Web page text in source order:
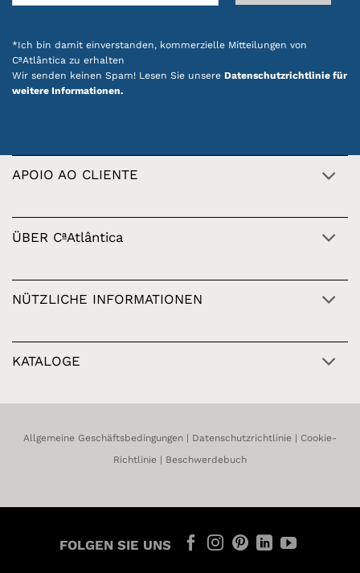
*Ich bin damit einverstanden, kommerzielle Mitteilungen von
CªAtlântica zu erhalten
Wir senden keinen Spam! Lesen Sie unsere Datenschutzrichtlinie für
weitere Informationen.
APOIO AO CLIENTE
ÜBER CªAtlântica
NÜTZLICHE INFORMATIONEN
KATALOGE
Allgemeine Geschäftsbedingungen | Datenschutzrichtlinie | Cookie-
Richtlinie | Beschwerdebuch
FOLGEN SIE UNS